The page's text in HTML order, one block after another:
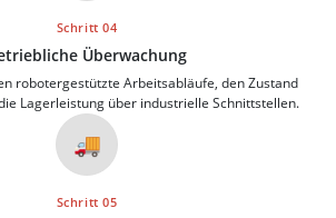
Schritt 04
Überwachung
robotergestützte Arbeitsabläufe, den Zustand
Lagerleistung über industrielle Schnittstellen.
🚚
Schritt 05